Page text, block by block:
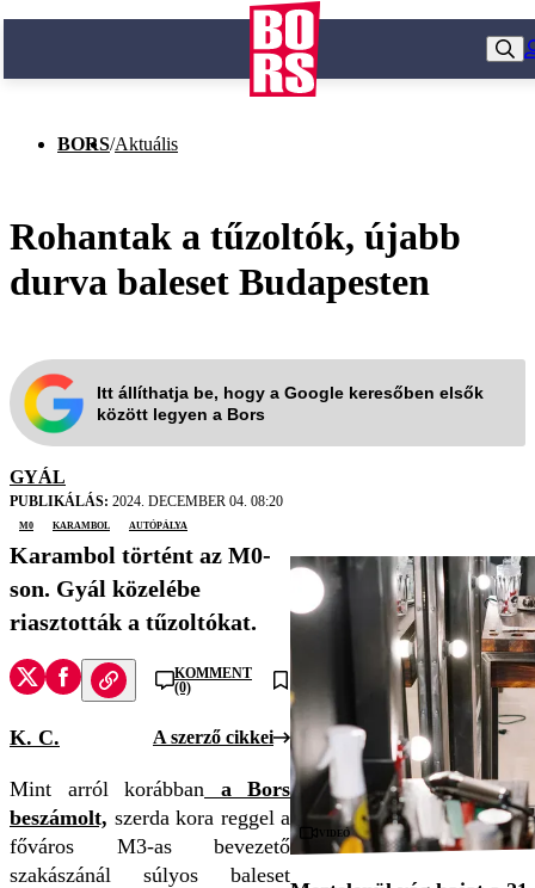
BORS/Aktuális
Rohantak a tűzoltók, újabb
durva baleset Budapesten
Itt állíthatja be, hogy a Google keresőben elsők
között legyen a Bors
GYÁL
PUBLIKÁLÁS: 2024. DECEMBER 04. 08:20
m0
karambol autópálya
Karambol történt az M0-
son. Gyál közelébe
riasztották a tűzoltókat.
KOMMENT
(0)
K. C. A szerző cikkei
Mint arról korábban a Bors
beszámolt, szerda kora reggel a
főváros M3-as bevezető
szakászánál súlyos baleset
Videó